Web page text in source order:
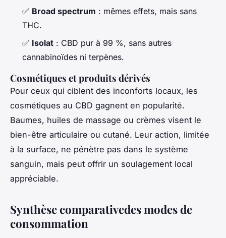
✅ Broad spectrum : mêmes effets, mais sans
THC.
✅ Isolat : CBD pur à 99 %, sans autres
cannabinoïdes ni terpènes.
Cosmétiques et produits dérivés
Pour ceux qui ciblent des inconforts locaux, les
cosmétiques au CBD gagnent en popularité.
Baumes, huiles de massage ou crèmes visent le
bien-être articulaire ou cutané. Leur action, limitée
à la surface, ne pénètre pas dans le système
sanguin, mais peut offrir un soulagement local
appréciable.
Synthèse comparativedes modes de
consommation